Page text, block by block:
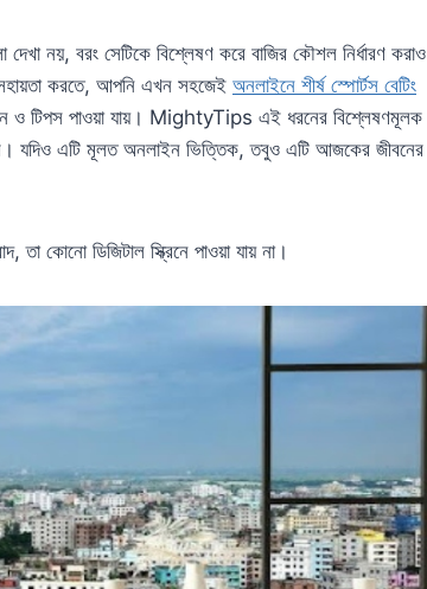
নয়, বরং সেটিকে বিশ্লেষণ করে বাজির কৌশল নির্ধারণ করাও
করতে, আপনি এখন সহজেই অনলাইনে শীর্ষ স্পোর্টস বেটিং
ও টিপস পাওয়া যায়। MightyTips এই ধরনের বিশ্লেষণমূলক
যদিও এটি মূলত অনলাইন ভিত্তিক, তবুও এটি আজকের জীবনের
তা কোনো ডিজিটাল স্ক্রিনে পাওয়া যায় না।